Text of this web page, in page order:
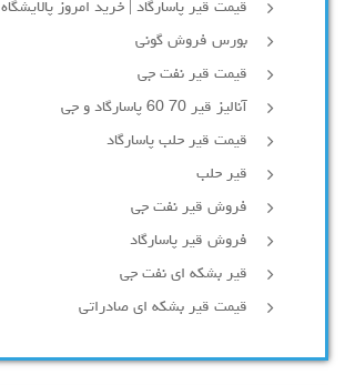
قیمت قیر پاسارگاد | خرید امروز پالایشگاه
بورس فروش گونی
قیمت قیر نفت جی
آنالیز قیر 70 60 پاسارگاد و جی
قیمت قیر حلب پاسارگاد
قیر حلب
فروش قیر نفت جی
فروش قیر پاسارگاد
قیر بشکه ای نفت جی
قیمت قیر بشکه ای صادراتی